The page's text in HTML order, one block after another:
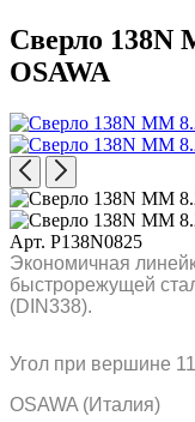
Сверло 138N
OSAWA
Арт. P138N0825
Экономичная
быстрорежущей
(DIN338).
Угол при вершине
OSAWA (Италия)